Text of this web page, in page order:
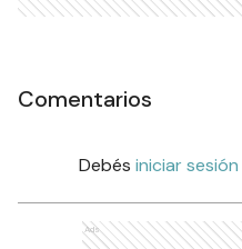
Comentarios
Debés iniciar sesión
Ads